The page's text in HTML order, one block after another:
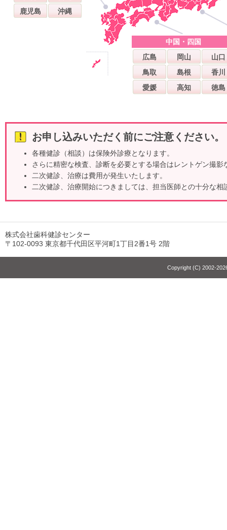
中国・四国
広島
岡山
山口
鳥取
島根
香川
愛媛
高知 徳島
鹿児島
沖縄
お申し込みいただく前にご注意ください。
各種健診（相談）は保険外診療となります。
さらに精密な検査、診断を必要とする場合はレントゲン撮
二次健診、治療は費用が発生いたします。
二次健診、治療開始につきましては、担当医師との十分な相
株式会社歯科健診センター
〒102-0093 東京都千代田区平河町1丁目2番1号 2階
Copyright (C) 2002-